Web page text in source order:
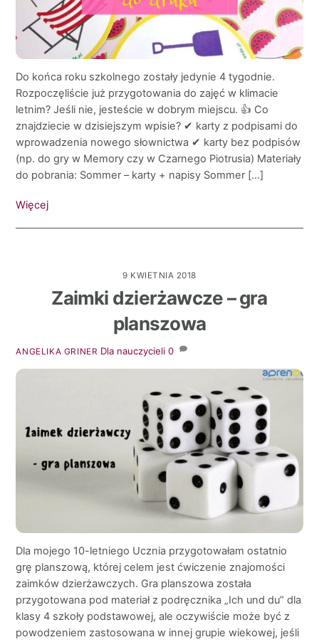
Do końca roku szkolnego zostały jedynie 4 tygodnie.
Rozpoczęliście już przygotowania do zajęć w klimacie
letnim? Jeśli nie, jesteście w dobrym miejscu. 👍 Co
znajdziecie w dzisiejszym wpisie? ✔ karty z podpisami do
wprowadzenia nowego słownictwa ✔ karty bez podpisów
(np. do gry w Memory czy w Czarnego Piotrusia) Materiały
do pobrania: Sommer – karty + napisy Sommer […]
Więcej
9 KWIETNIA 2018
Zaimki dzierżawcze – gra
planszowa
ANGELIKA GRINER Dla nauczycieli 0
Dla mojego 10-letniego Ucznia przygotowałam ostatnio
grę planszową, której celem jest ćwiczenie znajomości
zaimków dzierżawczych. Gra planszowa została
przygotowana pod materiał z podręcznika „Ich und du” dla
klasy 4 szkoły podstawowej, ale oczywiście może być z
powodzeniem zastosowana w innej grupie wiekowej, jeśli